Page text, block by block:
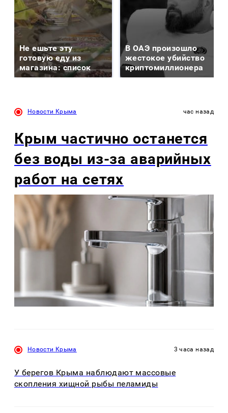
Не ешьте эту
готовую еду из
магазина: список
В ОАЭ произошло
жестокое убийство
криптомиллионера
Новости Крыма час назад
Крым частично останется
без воды из-за аварийных
работ на сетях
Новости Крыма 3 часа назад
У берегов Крыма наблюдают массовые
скопления хищной рыбы пеламиды